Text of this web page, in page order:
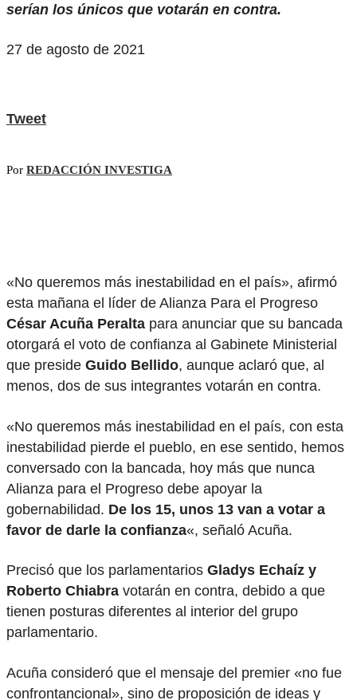
serían los únicos que votarán en contra.
27 de agosto de 2021
Tweet
Por REDACCIÓN INVESTIGA
«No queremos más inestabilidad en el país», afirmó
esta mañana el líder de Alianza Para el Progreso
César Acuña Peralta para anunciar que su bancada
otorgará el voto de confianza al Gabinete Ministerial
que preside Guido Bellido, aunque aclaró que, al
menos, dos de sus integrantes votarán en contra.
«No queremos más inestabilidad en el país, con esta
inestabilidad pierde el pueblo, en ese sentido, hemos
conversado con la bancada, hoy más que nunca
Alianza para el Progreso debe apoyar la
gobernabilidad. De los 15, unos 13 van a votar a
favor de darle la confianza«, señaló Acuña.
Precisó que los parlamentarios Gladys Echaíz y
Roberto Chiabra votarán en contra, debido a que
tienen posturas diferentes al interior del grupo
parlamentario.
Acuña consideró que el mensaje del premier «no fue
confrontancional», sino de proposición de ideas y